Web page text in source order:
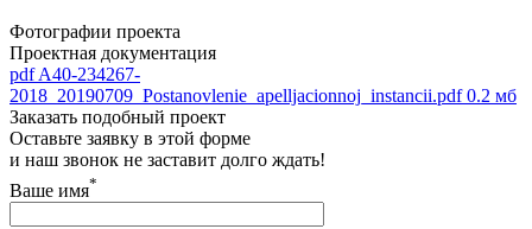
Фотографии проекта
Проектная документация
pdf A40-234267-
2018_20190709_Postanovlenie_apelljacionnoj_instancii.pdf 0.2 мб
Заказать подобный проект
Оставьте заявку в этой форме
и наш звонок не заставит долго ждать!
Ваше имя*